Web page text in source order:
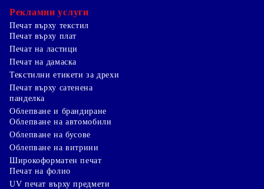
Рекламни услуги
Печат върху текстил
Печат върху плат
Печат на ластици
Печат на дамаска
Текстилни етикети за дрехи
Печат върху сатенена
панделка
Облепване и брандиране
Облепване на автомобили
Облепване на бусове
Облепване на витрини
Широкоформатен печат
Печат на фолио
UV печат върху предмети